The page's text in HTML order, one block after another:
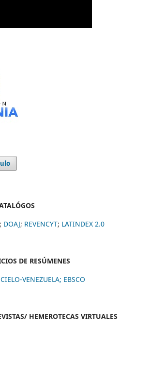
; DOAJ; REVENCYT; LATINDEX 2.0
DE RESÚMENES
VENEZUELA; EBSCO
HEMEROTECAS VIRTUALES